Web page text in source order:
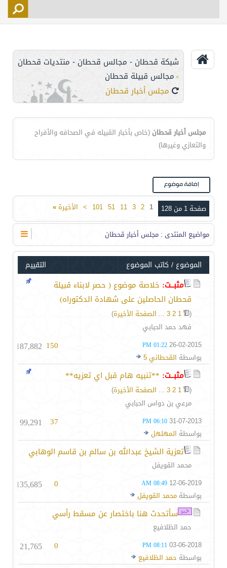
التحكم
شبكة قحطان - مجالس قحطان - منتديات قحطان
> مجالس قبيلة قحطان
مجلس أخبار قحطان
مجلس أخبار قحطان (خاص بأخبار القبيله في الصحافه والأفراح
والتعازي وغيرها)
صفحة 1 من 128 1
2
3
11
51
101
> الأخيرة»
مواضيع المنتدى : مجلس أخبار قحطان
التقييم الموضوع / كاتب الموضوع
مثبــت: خلاصة موضوع ( حصر لابناء قبيلة
قحطان الحاصلين على شهادة الدكتوراه)
(
1
2
3
... الصفحة الأخيرة)
فهد حمد الحبابي
26-02-2015
01:22 PM
بواسطة القحطاني 5
150
187,882
مثبــت: **تنبيه هام قبل اي تعزيه**
(
1
2
3
... الصفحة الأخيرة)
مرعي بن دواس الحبابي
31-07-2013
06:10 PM
بواسطة المهلهل
37
99,291
تعزية الشيخ عبدالله بن سالم بن قاسم الوهابي
محمد القويفل
12-06-2019
08:49 AM
بواسطة محمد القويفل
0
135,685
سأتحدث هنا باختصار عن مسقط رأسي
حمد الظلافيع
03-06-2018
08:11 PM
بواسطة حمد الظلافيع
0
21,765